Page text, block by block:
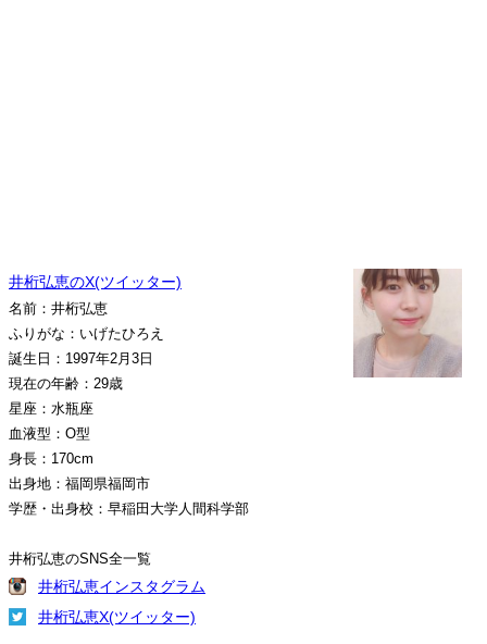
井桁弘恵のX(ツイッター)
名前：井桁弘恵
ふりがな：いげたひろえ
誕生日：1997年2月3日
現在の年齢：29歳
星座：水瓶座
血液型：O型
身長：170cm
出身地：福岡県福岡市
学歴・出身校：早稲田大学人間科学部
井桁弘恵のSNS全一覧
井桁弘恵インスタグラム
井桁弘恵X(ツイッター)